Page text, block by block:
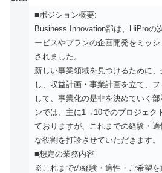
■ポジション概要:
Business Innovation部は、HiProの
ービスやプランの企画開発をミッ
されました。
新しい事業領域を見つけるために
し、収益計画・事業計画を立て、
して、事業化の是非を決めていく
ンでは、主に1→10でのプロジェク
ておりますが、これまでの経験・
な役割を打診させていただきます。
■想定の業務内容
※これまでの経験・適性・ご希望